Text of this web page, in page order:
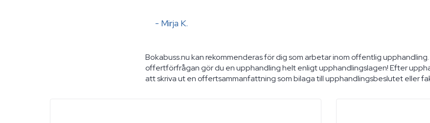
- Mirja K.
Bokabuss.nu kan rekommenderas för dig som arbetar inom offentlig
offertförfrågan gör du en upphandling helt enligt upphandlingslagen! Efter
att skriva ut en offertsammanfattning som bilaga till upphandlingsbeslutet eller